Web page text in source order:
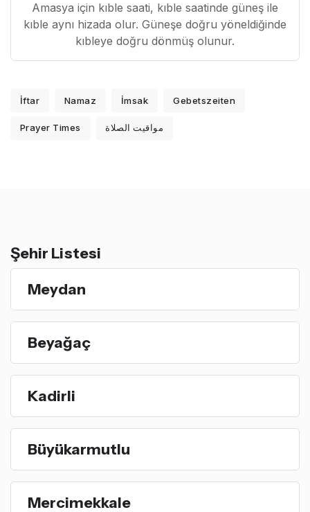
Amasya için kıble saati, kıble saatinde güneş ile
kıble aynı hizada olur. Güneşe doğru yöneldiğinde
kıbleye doğru dönmüş olunur.
İftar Namaz İmsak Gebetszeiten
Prayer Times مواقيت الصلاة
Şehir Listesi
Meydan
Beyağaç
Kadirli
Büyükarmutlu
Mercimekkale